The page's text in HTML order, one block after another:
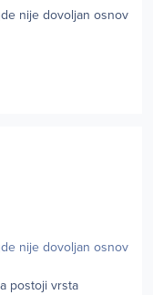
nije dovoljan osnov
nije dovoljan osnov
postoji vrsta